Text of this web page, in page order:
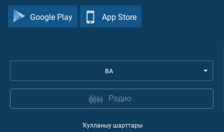
Google Play App Store
BA
Радио
Ҡулланыу шарттары